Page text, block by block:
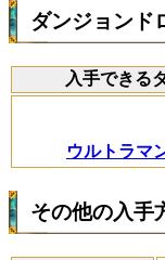
ダンジョンド
入手できる
ウルトラマ
その他の入手